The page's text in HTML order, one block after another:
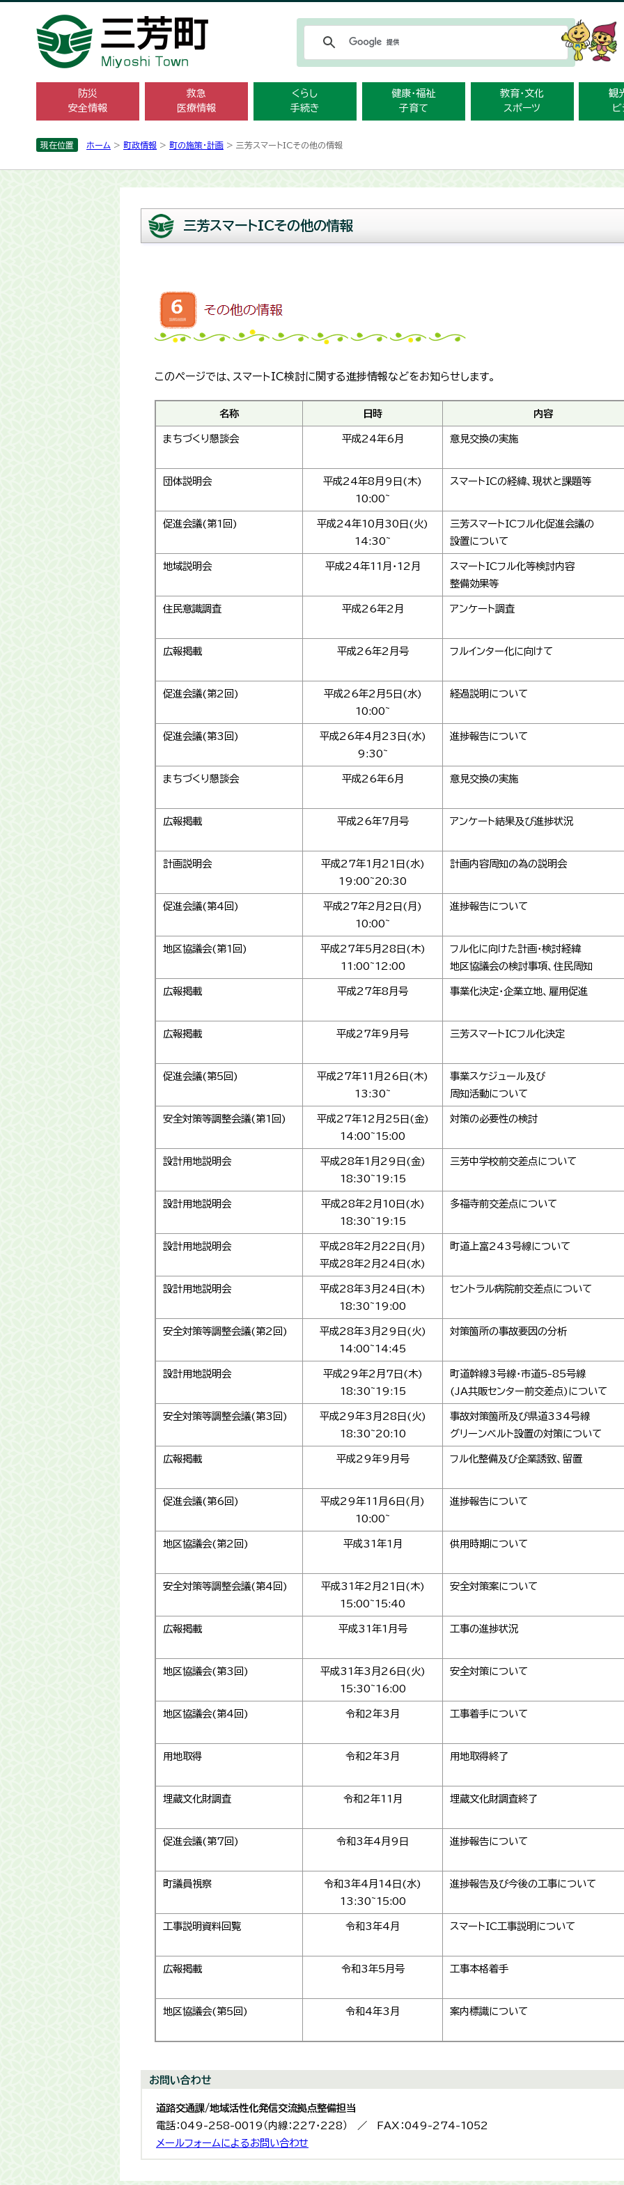
防災
安全情報
救急
医療情報
くらし
手続き
健康・福祉
子育て
教育・文化
スポーツ
観
現在位置 ホーム > 町政情報 > 町の施策・計画 > 三芳スマートICその他の情報
三芳スマートICその他の情報
このページでは、スマートIC検討に関する進捗情報などをお知らせします。
名称 日時 内容
まちづくり懇談会 平成24年6月 意見交換の実施
団体説明会
平成24年8月9日(木)
10:00~
スマートICの経緯、現状と課題等
促進会議(第1回)
平成24年10月30日(火)
14:30~
三芳スマートICフル化促進会議の
設置について
地域説明会 平成24年11月・12月
スマートICフル化等検討内容
整備効果等
住民意識調査 平成26年2月 アンケート調査
広報掲載 平成26年2月号 フルインター化に向けて
促進会議(第2回)
平成26年2月5日(水)
10:00~
経過説明について
促進会議(第3回)
平成26年4月23日(水)
9:30~
進捗報告について
まちづくり懇談会 平成26年6月 意見交換の実施
広報掲載 平成26年7月号 アンケート結果及び進捗状況
計画説明会
平成27年1月21日(水)
19:00~20:30
計画内容周知の為の説明会
促進会議(第4回)
平成27年2月2日(月)
10:00~
進捗報告について
地区協議会(第1回)
平成27年5月28日(木)
11:00~12:00
フル化に向けた計画・検討経緯
地区協議会の検討事項、住民周知
広報掲載 平成27年8月号 事業化決定・企業立地、雇用促進
広報掲載 平成27年9月号 三芳スマートICフル化決定
促進会議(第5回)
平成27年11月26日(木)
13:30~
事業スケジュール及び
周知活動について
安全対策等調整会議(第1回)
平成27年12月25日(金)
14:00~15:00
対策の必要性の検討
設計用地説明会
平成28年1月29日(金)
18:30~19:15
三芳中学校前交差点について
設計用地説明会
平成28年2月10日(水)
18:30~19:15
多福寺前交差点について
設計用地説明会
平成28年2月22日(月)
平成28年2月24日(水)
町道上富243号線について
設計用地説明会
平成28年3月24日(木)
18:30~19:00
セントラル病院前交差点について
安全対策等調整会議(第2回)
平成28年3月29日(火)
14:00~14:45
対策箇所の事故要因の分析
設計用地説明会
平成29年2月7日(木)
18:30~19:15
町道幹線3号線・市道5-85号線
(JA共販センター前交差点)について
安全対策等調整会議(第3回)
平成29年3月28日(火)
18:30~20:10
事故対策箇所及び県道334号線
グリーンベルト設置の対策について
広報掲載 平成29年9月号 フル化整備及び企業誘致、留置
促進会議(第6回)
平成29年11月6日(月)
10:00~
進捗報告について
地区協議会(第2回) 平成31年1月 供用時期について
安全対策等調整会議(第4回)
平成31年2月21日(木)
15:00~15:40
安全対策案について
広報掲載 平成31年1月号 工事の進捗状況
地区協議会(第3回)
平成31年3月26日(火)
15:30~16:00
安全対策について
地区協議会(第4回) 令和2年3月 工事着手について
用地取得 令和2年3月 用地取得終了
埋蔵文化財調査 令和2年11月 埋蔵文化財調査終了
促進会議(第7回) 令和3年4月9日 進捗報告について
町議員視察
令和3年4月14日(水)
13:30~15:00
進捗報告及び今後の工事について
工事説明資料回覧 令和3年4月 スマートIC工事説明について
広報掲載 令和3年5月号 工事本格着手
地区協議会(第5回) 令和4年3月 案内標識について
お問い合わせ
道路交通課/地域活性化発信交流拠点整備担当
電話：049-258-0019（内線：227・228） ／ FAX：049-274-1052
メールフォームによるお問い合わせ